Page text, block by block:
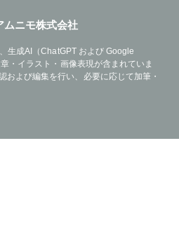
ムニモ株式会社
生成AI（ChatGPT および Google
・イラスト・画像表現が含まれていま
および編集を行い、必要に応じて加筆・